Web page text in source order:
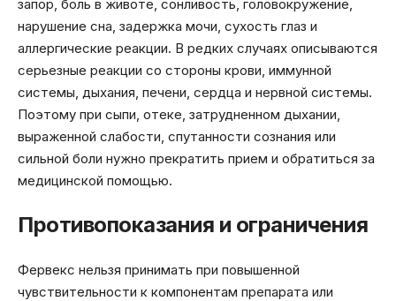
запор, боль в животе, сонливость, головокружение,
нарушение сна, задержка мочи, сухость глаз и
аллергические реакции. В редких случаях описываются
серьезные реакции со стороны крови, иммунной
системы, дыхания, печени, сердца и нервной системы.
Поэтому при сыпи, отеке, затрудненном дыхании,
выраженной слабости, спутанности сознания или
сильной боли нужно прекратить прием и обратиться за
медицинской помощью.
Противопоказания и ограничения
Фервекс нельзя принимать при повышенной
чувствительности к компонентам препарата или